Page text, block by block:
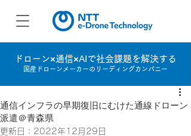
ドローン×通信×AIで社会課題を解決する
国産ドローンメーカーのリーディングカンパニー
通信インフラの早期復旧にむけた通線ドローン
派遣＠青森県
更新日： 2022年12月29日